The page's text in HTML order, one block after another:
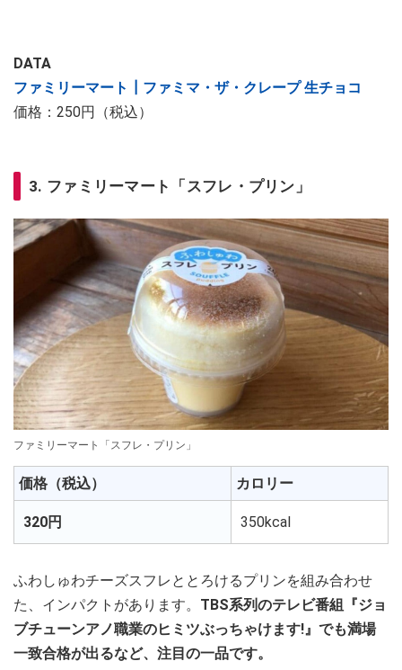
DATA
ファミリーマート┃ファミマ・ザ・クレープ 生チョコ
価格：250円（税込）
3. ファミリーマート「スフレ・プリン」
ファミリーマート「スフレ・プリン」
価格（税込） カロリー
320円 350kcal
ふわしゅわチーズスフレととろけるプリンを組み合わせ
た、インパクトがあります。 TBS系列のテレビ番組『ジョ
ブチューンアノ職業のヒミツぶっちゃけます!』でも満場
一致合格が出るなど、注目の一品です。